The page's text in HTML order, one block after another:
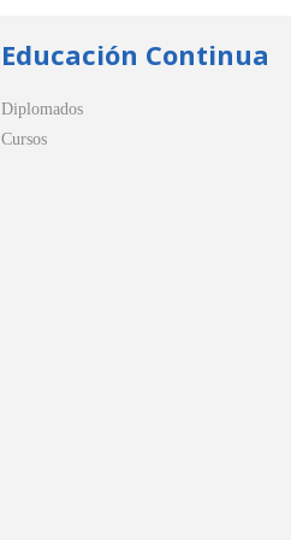
Educación Continua
Diplomados
Cursos